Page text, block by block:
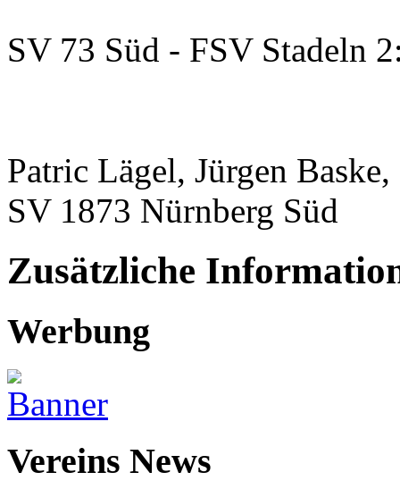
SV 73 Süd - FSV Stadeln
Patric Lägel, Jürgen Baske,
SV 1873 Nürnberg Süd
Zusätzliche
Werbung
Vereins News